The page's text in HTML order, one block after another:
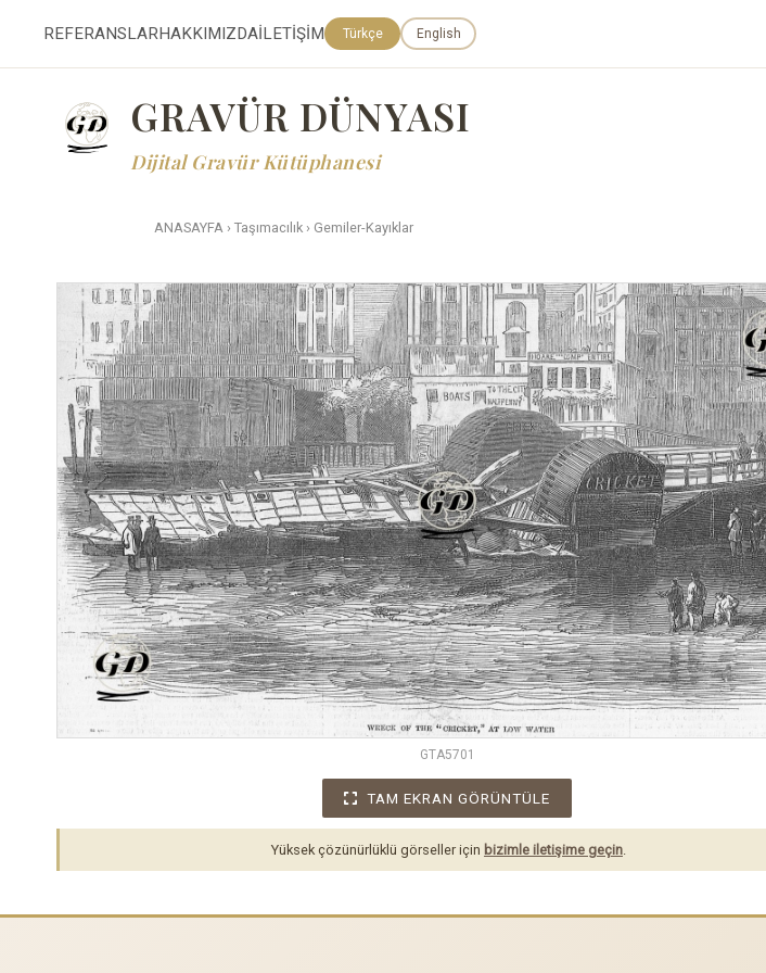
REFERANSLARHAKKIMIZDAİLETİŞİM Türkçe English
GRAVÜR DÜNYASI
Dijital Gravür Kütüphanesi
ANASAYFA › Taşımacılık › Gemiler-Kayıklar
GTA5701
TAM EKRAN GÖRÜNTÜLE
Yüksek çözünürlüklü görseller için bizimle iletişime geçin.